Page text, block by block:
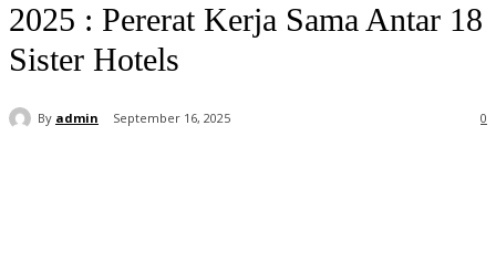
2025 : Pererat Kerja Sama Antar 18
Sister Hotels
By admin September 16, 2025 0